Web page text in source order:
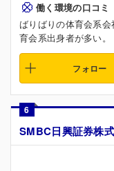
働く環境の口コミ
ばりばりの体育会系
育会系出身者が多い。
フォロー
6
SMBC日興証券株